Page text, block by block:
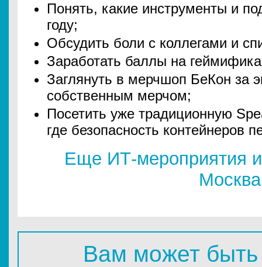
Понять, какие инструменты и
году;
Обсудить боли с коллегами и
Заработать баллы на
Заглянуть в мерчшоп БеКон за
собственным мерчом;
Посетить уже традиционную
где безопасность контейнеров
Еще ИТ-мероприятия
Москва
Вам может быть